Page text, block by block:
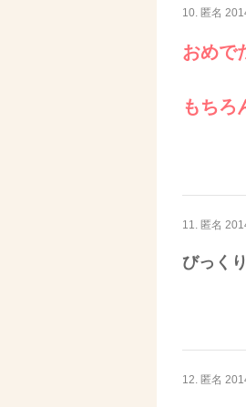
10. 匿名
おめで
もちろ
11. 匿名
びっく
12. 匿名